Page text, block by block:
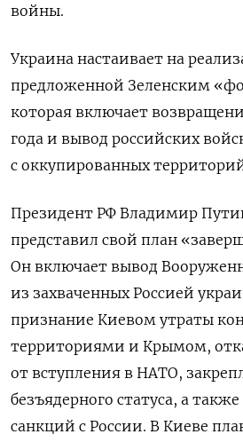
войны.
Украина настаивает на
предложенной Зеленским
которая включает
года и вывод российских
с оккупированных
Президент РФ Владимир
представил свой план
Он включает вывод
из захваченных Россией
признание Киевом утраты
территориями и Крымом,
от вступления в НАТО,
безъядерного статуса, а
санкций с России. В Киеве